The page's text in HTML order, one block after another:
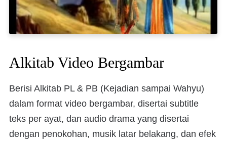
Alkitab Video Bergambar
Berisi Alkitab PL & PB (Kejadian sampai Wahyu)
dalam format video bergambar, disertai subtitle
teks per ayat, dan audio drama yang disertai
dengan penokohan, musik latar belakang, dan efek